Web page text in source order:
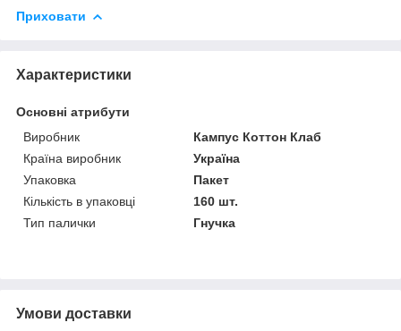
Приховати
Характеристики
Основні атрибути
Виробник
Кампус Коттон Клаб
Країна виробник
Україна
Упаковка
Пакет
Кількість в упаковці
160 шт.
Тип палички
Гнучка
Умови доставки